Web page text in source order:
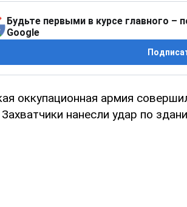
Будьте первыми в курсе главного –
Google
оккупационная армия
нанесли удар по